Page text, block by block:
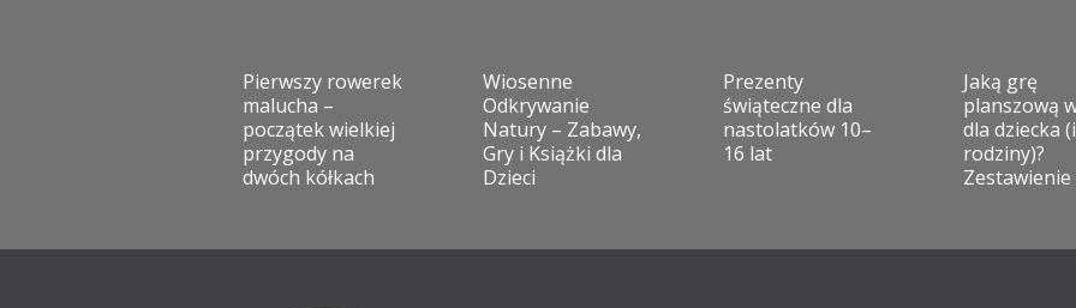
Pierwszy rowerek
malucha –
początek wielkiej
przygody na
dwóch kółkach
Wiosenne
Odkrywanie
Natury – Zabawy,
Gry i Książki dla
Dzieci
Prezenty
świąteczne dla
nastolatków 10–
16 lat
Jaką grę
planszową
dla dziecka (i
rodziny)?
Zestawienie